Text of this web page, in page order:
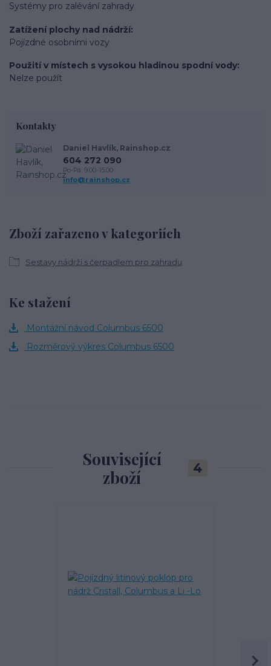
Systémy pro zalévání zahrady
Zatížení plochy nad nádrží
Pojízdné osobními vozy
Použití v místech s vysokou hladinou spodní vody
Nelze použít
Zboží zařazeno v kategoriích
Sestavy nádrží s čerpadlem pro zahradu
Kontakty
Daniel Havlík, Rainshop.cz
604 272 090
Po-Pá: 9.00-15.00
info@rainshop.cz
Ke stažení
Montážní návod Columbus 6500
Rozměrový výkres Columbus 6500
Související
zboží
4